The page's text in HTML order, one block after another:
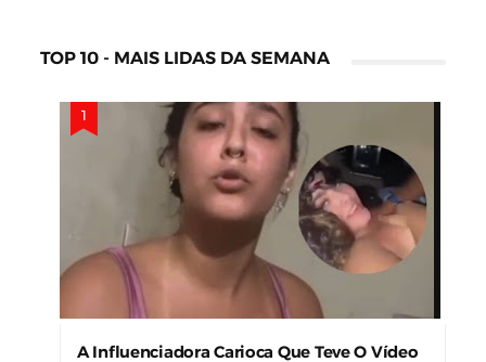
TOP 10 - MAIS LIDAS DA SEMANA
A Influenciadora Carioca Que Teve O Vídeo